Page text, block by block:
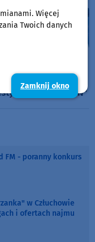
- Lińsk, w
pod nazwą "LIN"
stronastrona
FM - poranny konkurs
w Człuchowie
i ofertach najmu
Więcej
Twoich danych
Zamknij okno